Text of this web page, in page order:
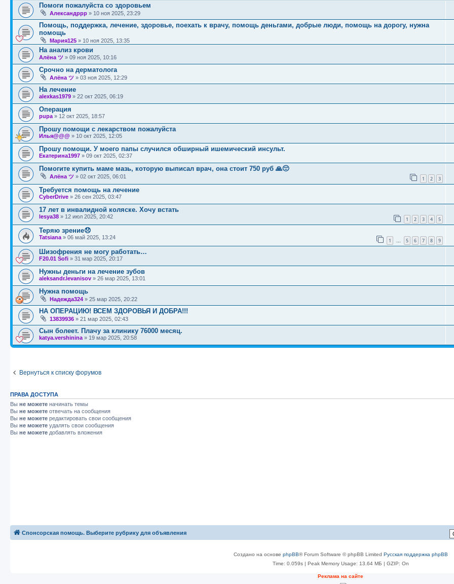
Помоги пожалуйста со здоровьем
Александррр » 10 ноя 2025, 23:29
Помощь, поддержка, лечение, здоровье, поехать к врачу, помощь деньгами, добрые люди, помощь на дорогу, нужна
помощь
Мария125 » 10 ноя 2025, 13:35
На анализ крови
Алёна ツ » 09 ноя 2025, 10:16
Срочно на дерматолога
Алёна ツ » 03 ноя 2025, 12:29
На лечение
alexkas1979 » 22 окт 2025, 06:19
Операция
pupa » 12 окт 2025, 18:57
Прошу помощи с лекарством пожалуйста
Илья@@@ » 10 окт 2025, 12:05
Прошу помощи. У моего папы случился обширный ишемический инсульт.
Екатерина1997 » 09 окт 2025, 02:37
Помогите купить маме мазь, которую выписал врач, она стоит 750 руб 🙏😔
Алёна ツ » 02 окт 2025, 06:01 1 2 3
Требуется помощь на лечение
CyberDrive » 26 сен 2025, 03:47
17 лет в инвалидной коляске. Хочу встать
lesya38 » 12 июл 2025, 20:42 1 2 3 4 5
Теряю зрение😞
Tatsiana » 06 май 2025, 13:24 1 … 5 6 7 8 9
Шизофрения не могу работать…
F20.01 Sofi » 31 мар 2025, 20:17
Нужны деньги на лечение зубов
aleksandr.levanisov » 26 мар 2025, 13:01
Нужна помощь
Надежда324 » 25 мар 2025, 20:22
НА ОПЕРАЦИЮ! ВСЕМ ЗДОРОВЬЯ И ДОБРА!!!
13839936 » 21 мар 2025, 02:43
Сын болеет. Плачу за клинику 76000 месяц.
katya.vershinina » 19 мар 2025, 20:58
Вернуться к списку форумов
ПРАВА ДОСТУПА
Вы не можете начинать темы
Вы не можете отвечать на сообщения
Вы не можете редактировать свои сообщения
Вы не можете удалять свои сообщения
Вы не можете добавлять вложения
Спонсорская помощь. Выберите рубрику для объявления
Создано на основе phpBB® Forum Software © phpBB Limited Русская поддержка phpBB
Time: 0.059s| Peak Memory Usage: 13.64 МБ | GZIP: On
Реклама на сайте